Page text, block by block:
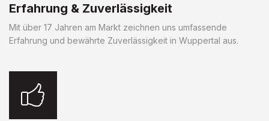
Erfahrung & Zuverlässigkeit
Mit über 17 Jahren am Markt zeichnen uns umfassende
Erfahrung und bewährte Zuverlässigkeit in Wuppertal aus.